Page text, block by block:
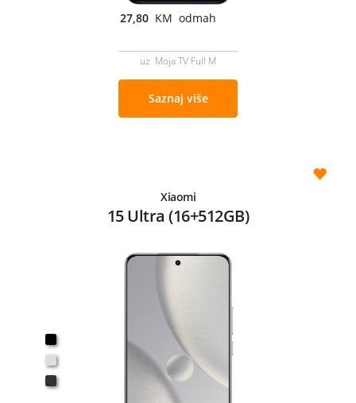
27,80 KM odmah
uz Moja TV Full M
Saznaj više
Xiaomi
15 Ultra (16+512GB)